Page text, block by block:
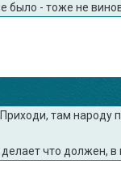
было - тоже не
там народу
что должен, в